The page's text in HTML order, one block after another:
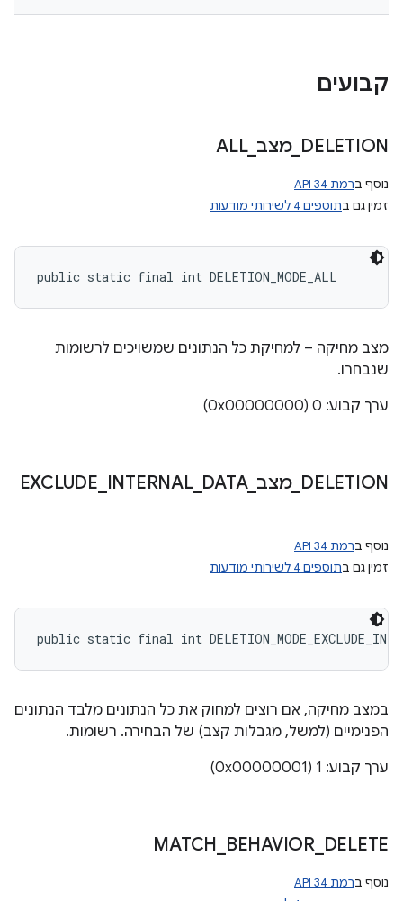
קבועים
DELETION
_מצב _
ALL
נוסף ברמת API 34
זמין גם בתוספים 4 לשירותי מודעות
public static final int DELETION_MODE_ALL
מצב מחיקה – למחיקת כל הנתונים שמשויכים לרשומות
שנבחרו.
ערך קבוע: 0 (0x00000000)
DELETION
_מצב _
EXCLUDE INTERNAL_ DATA
נוסף ברמת API 34
זמין גם בתוספים 4 לשירותי מודעות
public static final int
במצב מחיקה, אם רוצים למחוק את כל הנתונים מלבד הנתונים
הפנימיים (למשל, מגבלות קצב) של הבחירה. רשומות.
ערך קבוע: 1 (0x00000001)
MATCH BEHAVIOR_ DELETE
נוסף ברמת API 34